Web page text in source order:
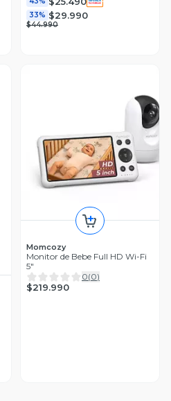
33% $29.990
$44.990
Momcozy
Monitor de Bebe Full HD Wi-Fi
5"
0(0)
$219.990